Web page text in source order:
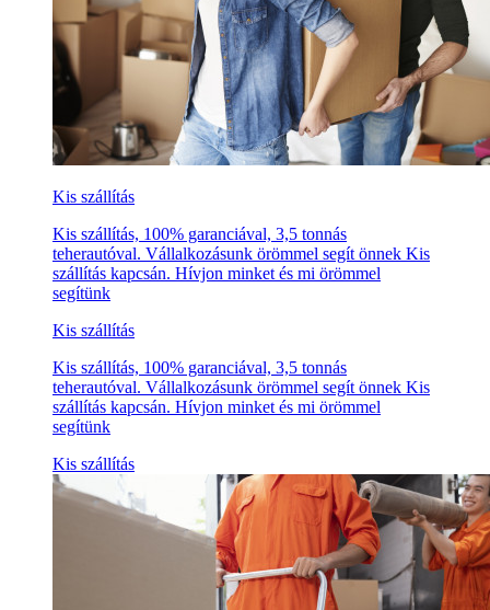
Kis szállítás
Kis szállítás, 100% garanciával, 3,5 tonnás
teherautóval. Vállalkozásunk örömmel segít önnek Kis
szállítás kapcsán. Hívjon minket és mi örömmel
segítünk
Kis szállítás
Kis szállítás, 100% garanciával, 3,5 tonnás
teherautóval. Vállalkozásunk örömmel segít önnek Kis
szállítás kapcsán. Hívjon minket és mi örömmel
segítünk
Kis szállítás